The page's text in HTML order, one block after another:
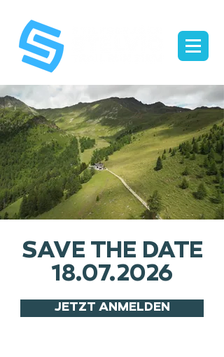
SAVE THE DATE
18.07.2026
JETZT ANMELDEN